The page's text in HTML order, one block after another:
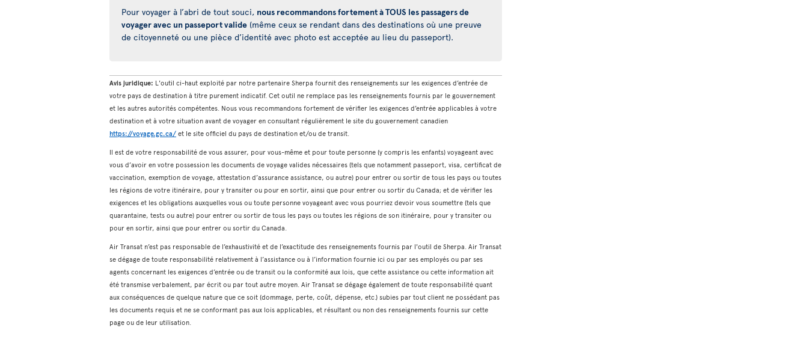
Pour voyager à l’abri de tout souci, nous recommandons fortement à TOUS les passagers de
voyager avec un passeport valide (même ceux se rendant dans des destinations où une preuve
de citoyenneté ou une pièce d’identité avec photo est acceptée au lieu du passeport).
Avis juridique: L'outil ci-haut exploité par notre partenaire Sherpa fournit des renseignements sur les exigences d’entrée de
votre pays de destination à titre purement indicatif. Cet outil ne remplace pas les renseignements fournis par le gouvernement
et les autres autorités compétentes. Nous vous recommandons fortement de vérifier les exigences d’entrée applicables à votre
destination et à votre situation avant de voyager en consultant régulièrement le site du gouvernement canadien
https://voyage.gc.ca/ et le site officiel du pays de destination et/ou de transit.
Il est de votre responsabilité de vous assurer, pour vous-même et pour toute personne (y compris les enfants) voyageant avec
vous d’avoir en votre possession les documents de voyage valides nécessaires (tels que notamment passeport, visa, certificat de
vaccination, exemption de voyage, attestation d’assurance assistance, ou autre) pour entrer ou sortir de tous les pays ou toutes
les régions de votre itinéraire, pour y transiter ou pour en sortir, ainsi que pour entrer ou sortir du Canada; et de vérifier les
exigences et les obligations auxquelles vous ou toute personne voyageant avec vous pourriez devoir vous soumettre (tels que
quarantaine, tests ou autre) pour entrer ou sortir de tous les pays ou toutes les régions de son itinéraire, pour y transiter ou
pour en sortir, ainsi que pour entrer ou sortir du Canada.
Air Transat n’est pas responsable de l’exhaustivité et de l’exactitude des renseignements fournis par l'outil de Sherpa. Air Transat
se dégage de toute responsabilité relativement à l’assistance ou à l’information fournie ici ou par ses employés ou par ses
agents concernant les exigences d’entrée ou de transit ou la conformité aux lois, que cette assistance ou cette information ait
été transmise verbalement, par écrit ou par tout autre moyen. Air Transat se dégage également de toute responsabilité quant
aux conséquences de quelque nature que ce soit (dommage, perte, coût, dépense, etc.) subies par tout client ne possédant pas
les documents requis et ne se conformant pas aux lois applicables, et résultant ou non des renseignements fournis sur cette
page ou de leur utilisation.